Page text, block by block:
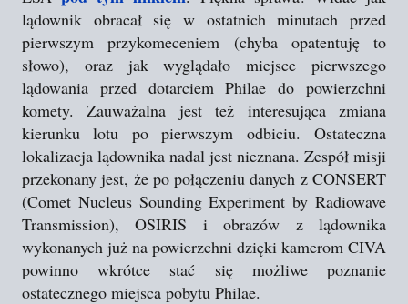
lądownik obracał się w ostatnich minutach przed
pierwszym przykomeceniem (chyba opatentuję to
słowo), oraz jak wyglądało miejsce pierwszego
lądowania przed dotarciem Philae do powierzchni
komety. Zauważalna jest też interesująca zmiana
kierunku lotu po pierwszym odbiciu. Ostateczna
lokalizacja lądownika nadal jest nieznana. Zespół misji
przekonany jest, że po połączeniu danych z CONSERT
(Comet Nucleus Sounding Experiment by Radiowave
Transmission), OSIRIS i obrazów z lądownika
wykonanych już na powierzchni dzięki kamerom CIVA
powinno wkrótce stać się możliwe poznanie
ostatecznego miejsca pobytu Philae.